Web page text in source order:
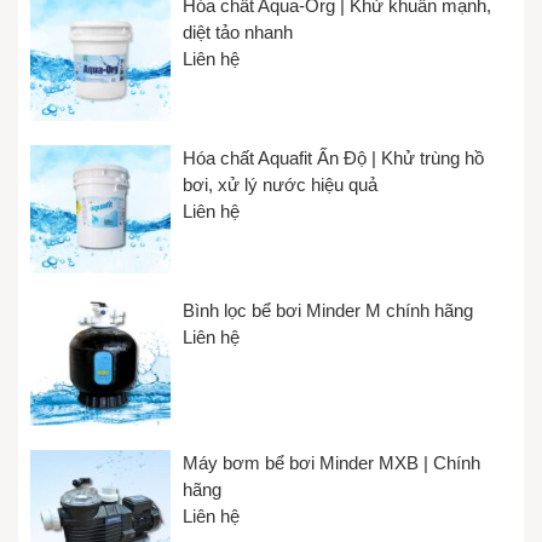
Hóa chất Aqua-Org | Khử khuẩn mạnh,
diệt tảo nhanh
Liên hệ
Hóa chất Aquafit Ấn Độ | Khử trùng hồ
bơi, xử lý nước hiệu quả
Liên hệ
Bình lọc bể bơi Minder M chính hãng
Liên hệ
Máy bơm bể bơi Minder MXB | Chính
hãng
Liên hệ
Bể Onsen được xây dựng ngoài trời, gần gũi thiên nhiên
Bể Onsen nhân tạo có thể lắp đặt ngay trong ngôi nhà của mình
Bể Onsen gia đình thường sử dụng chất liệu Acrylic hoặc xây
ốp bằng gạch mosaic cao cấp để đảm bảo tuổi thọ cho công
trình.
biến dạng, ăn mòn trong thời gian sử dụng.
Bể tắm Onsen thường được xây dạng hình vuông, tròn, oval